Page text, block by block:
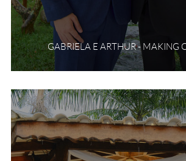
GABRIELA E ARTHUR - MAKING